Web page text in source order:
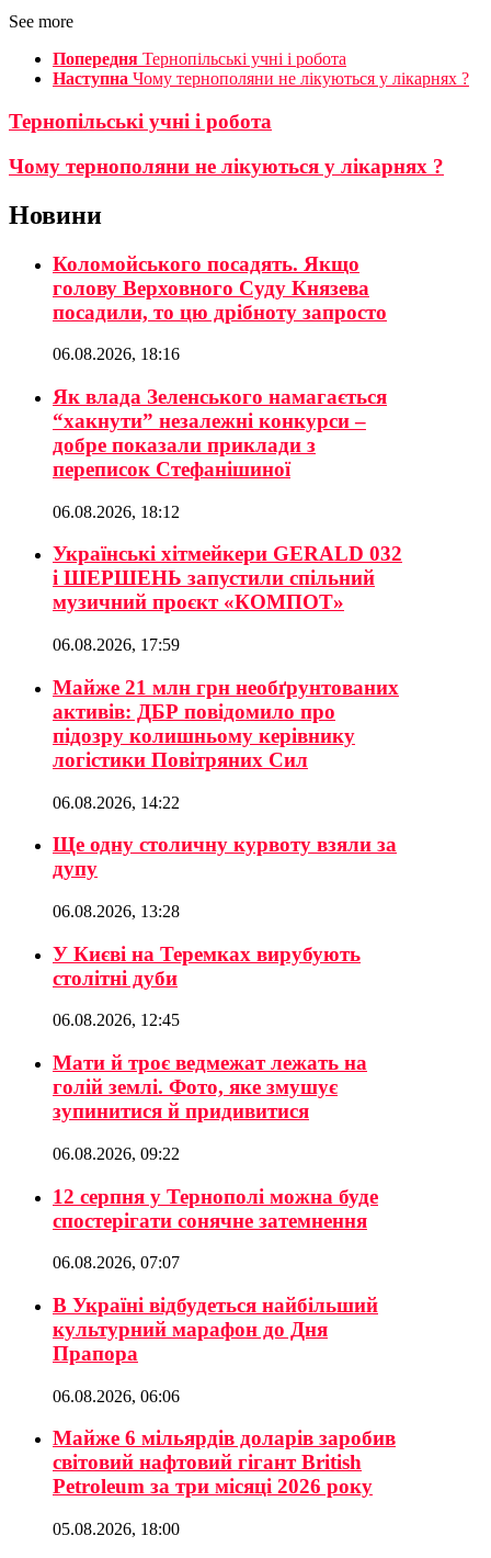
See more
Попередня Тернопільські учні і робота
Наступна Чому тернополяни не лікуються у лікарнях ?
Тернопільські учні і робота
Чому тернополяни не лікуються у лікарнях ?
Новини
Коломойського посадять. Якщо
голову Верховного Суду Князева
посадили, то цю дрібноту запросто
06.08.2026, 18:16
Як влада Зеленського намагається
“хакнути” незалежні конкурси –
добре показали приклади з
переписок Стефанішиної
06.08.2026, 18:12
Українські хітмейкери GERALD 032
і ШЕРШЕНЬ запустили спільний
музичний проєкт «КОМПОТ»
06.08.2026, 17:59
Майже 21 млн грн необґрунтованих
активів: ДБР повідомило про
підозру колишньому керівнику
логістики Повітряних Сил
06.08.2026, 14:22
Ще одну столичну курвоту взяли за
дупу
06.08.2026, 13:28
У Києві на Теремках вирубують
столітні дуби
06.08.2026, 12:45
Мати й троє ведмежат лежать на
голій землі. Фото, яке змушує
зупинитися й придивитися
06.08.2026, 09:22
12 серпня у Тернополі можна буде
спостерігати сонячне затемнення
06.08.2026, 07:07
В Україні відбудеться найбільший
культурний марафон до Дня
Прапора
06.08.2026, 06:06
Майже 6 мільярдів доларів заробив
світовий нафтовий гігант British
Petroleum за три місяці 2026 року
05.08.2026, 18:00